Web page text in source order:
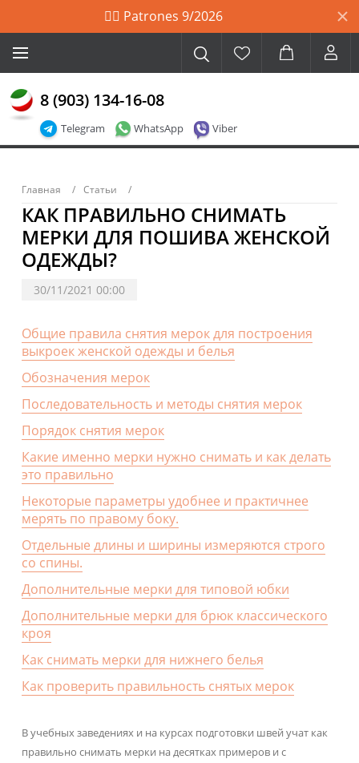
🙋‍♀️ Patrones 9/2026
Telegram WhatsApp Viber
8 (903) 134-16-08
Главная Статьи
КАК ПРАВИЛЬНО СНИМАТЬ
МЕРКИ ДЛЯ ПОШИВА ЖЕНСКОЙ
ОДЕЖДЫ?
30/11/2021 00:00
Общие правила снятия мерок для построения
выкроек женской одежды и белья
Обозначения мерок
Последовательность и методы снятия мерок
Порядок снятия мерок
Какие именно мерки нужно снимать и как делать
это правильно
Некоторые параметры удобнее и практичнее
мерять по правому боку.
Отдельные длины и ширины измеряются строго
со спины.
Дополнительные мерки для типовой юбки
Дополнительные мерки для брюк классического
кроя
Как снимать мерки для нижнего белья
Как проверить правильность снятых мерок
В учебных заведениях и на курсах подготовки швей учат как
правильно снимать мерки на десятках примеров и с